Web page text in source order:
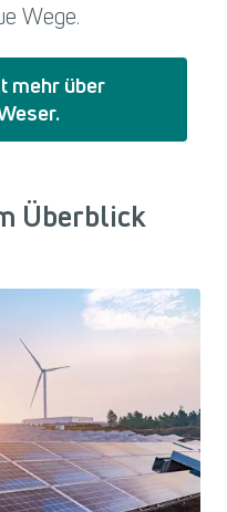
Wege.
mehr über
Überblick